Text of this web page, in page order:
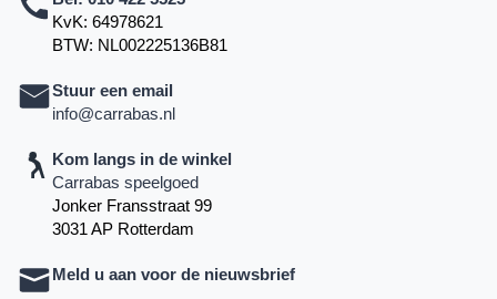
KvK: 64978621
BTW: NL002225136B81
Stuur een email
info@carrabas.nl
Kom langs in de winkel
Carrabas speelgoed
Jonker Fransstraat 99
3031 AP Rotterdam
Meld u aan voor de nieuwsbrief